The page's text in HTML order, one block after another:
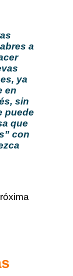
a
ya
en
sin
puede
que
con